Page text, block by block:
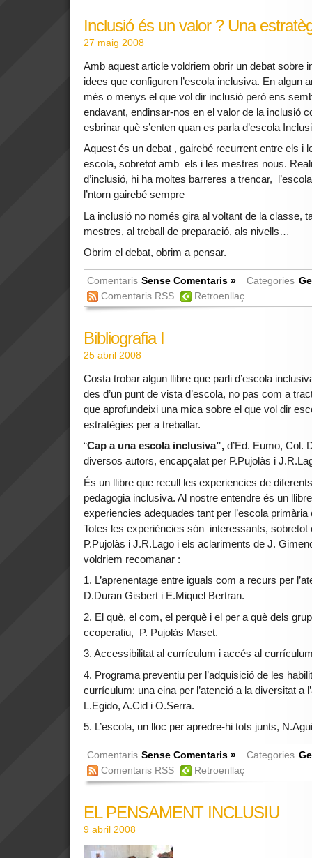
Inclusió és un valor ? Una
27 maig 2008
Amb aquest article voldriem obrir un debat sobre
idees que configuren l’escola inclusiva. En algun
més o menys el que vol dir inclusió però ens
endavant, endinsar-nos en el valor de la inclusió
esbrinar què s’enten quan es parla d’escola
Aquest és un debat , gairebé recurrent entre els i
escola, sobretot amb els i les mestres nous.
d’inclusió, hi ha moltes barreres a trencar,
l’ntorn gairebé sempre
La inclusió no només gira al voltant de la classe,
mestres, al treball de preparació, als nivells…
Obrim el debat, obrim a pensar.
Comentaris Sense Comentaris » Categories
Comentaris RSS
Retroenllaç
Bibliografia I
25 abril 2008
Costa trobar algun llibre que parli d’escola
des d’un punt de vista d’escola, no pas com a
que aprofundeixi una mica sobre el que vol dir
estratègies per a treballar.
“Cap a una escola inclusiva”, d’Ed. Eumo, Col.
diversos autors, encapçalat per P.Pujolàs i
És un llibre que recull les experiencies de
pedagogia inclusiva. Al nostre entendre és un
experiencies adequades tant per l’escola
Totes les experiències són interessants,
P.Pujolàs i J.R.Lago i els aclariments de J.
voldriem recomanar :
1. L’aprenentage entre iguals com a recurs per
D.Duran Gisbert i E.Miquel Bertran.
2. El què, el com, el perquè i el per a què dels
ccoperatiu, P. Pujolàs Maset.
3. Accessibilitat al currículum i accés al
4. Programa preventiu per l’adquisició de les
currículum: una eina per l’atenció a la diversitat a
L.Egido, A.Cid i O.Serra.
5. L’escola, un lloc per apredre-hi tots junts,
Comentaris Sense Comentaris » Categories
Comentaris RSS
Retroenllaç
EL PENSAMENT INCLUSIU
9 abril 2008